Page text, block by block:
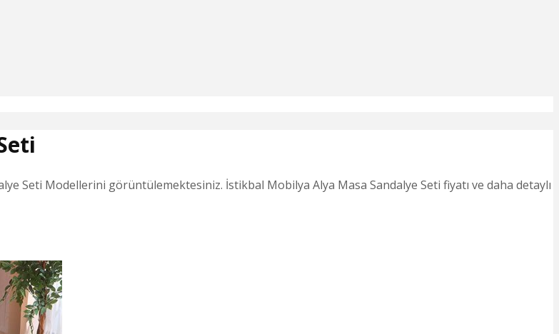
Seti Modellerini görüntülemektesiniz. İstikbal Mobilya Alya Masa Sandalye Seti fiyatı ve daha detaylı